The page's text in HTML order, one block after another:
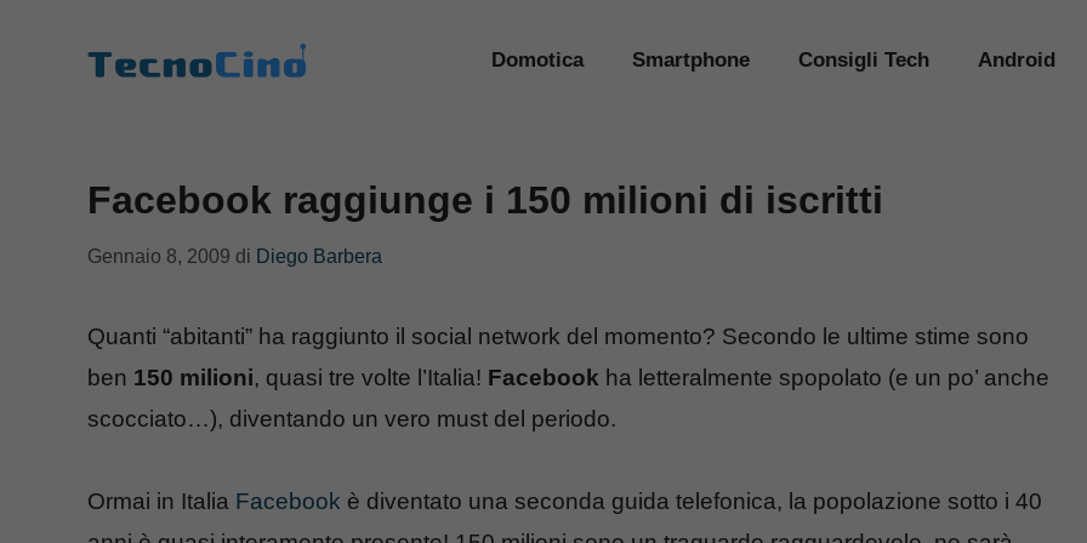
Domotica Smartphone Consigli Tech Android
Facebook raggiunge i 150 milioni di iscritti
Gennaio 8, 2009 di Diego Barbera
Quanti “abitanti” ha raggiunto il social network del momento? Secondo le ultime stime sono
ben 150 milioni, quasi tre volte l’Italia! Facebook ha letteralmente spopolato (e un po’ anche
scocciato…), diventando un vero must del periodo.
Ormai in Italia Facebook è diventato una seconda guida telefonica, la popolazione sotto i 40